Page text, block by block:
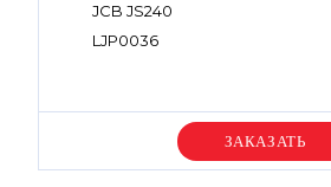
JCB JS240
LJP0036
Уточняйте цену